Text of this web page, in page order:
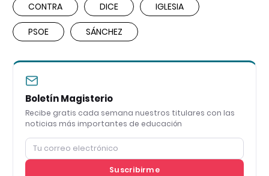
CONTRA DICE IGLESIA
PSOE SÁNCHEZ
Boletín Magisterio
Recibe gratis cada semana nuestros titulares con las
noticias más importantes de educación
Suscribirme